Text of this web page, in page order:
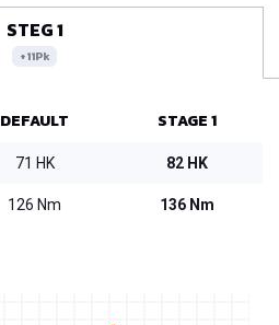
STEG 1
+11Pk
DEFAULT STAGE 1
71 HK 82 HK
126 Nm 136 Nm